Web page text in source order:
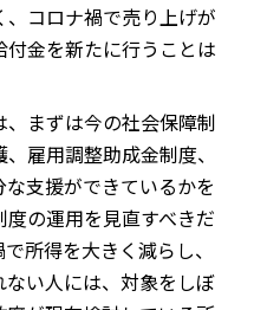
コロナ禍で売り上げが
金を新たに行うことは
まずは今の社会保障制
雇用調整助成金制度、
支援ができているかを
の運用を見直すべきだ
所得を大きく減らし、
い人には、対象をしぼ